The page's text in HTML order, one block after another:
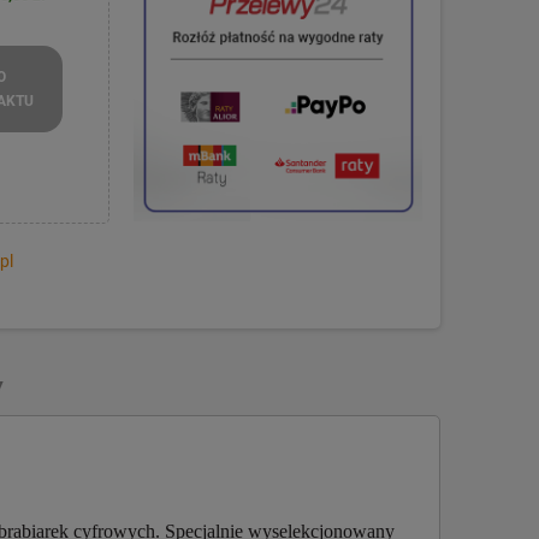
cyfrowych. Specjalnie wyselekcjonowany